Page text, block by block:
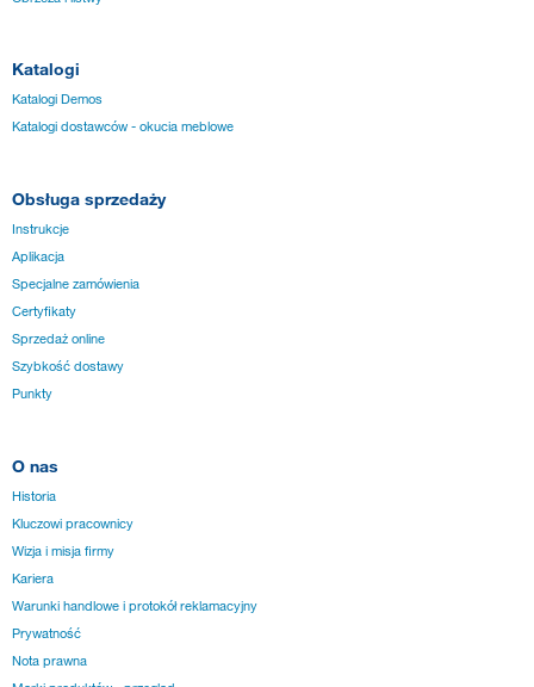
Katalogi
Katalogi Demos
Katalogi dostawców - okucia meblowe
Obsługa sprzedaży
Instrukcje
Aplikacja
Specjalne zamówienia
Certyfikaty
Sprzedaż online
Szybkość dostawy
Punkty
O nas
Historia
Kluczowi pracownicy
Wizja i misja firmy
Kariera
Warunki handlowe i protokół reklamacyjny
Prywatność
Nota prawna